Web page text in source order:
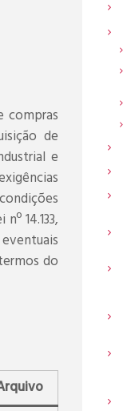
compras
de
e
14.133,
do